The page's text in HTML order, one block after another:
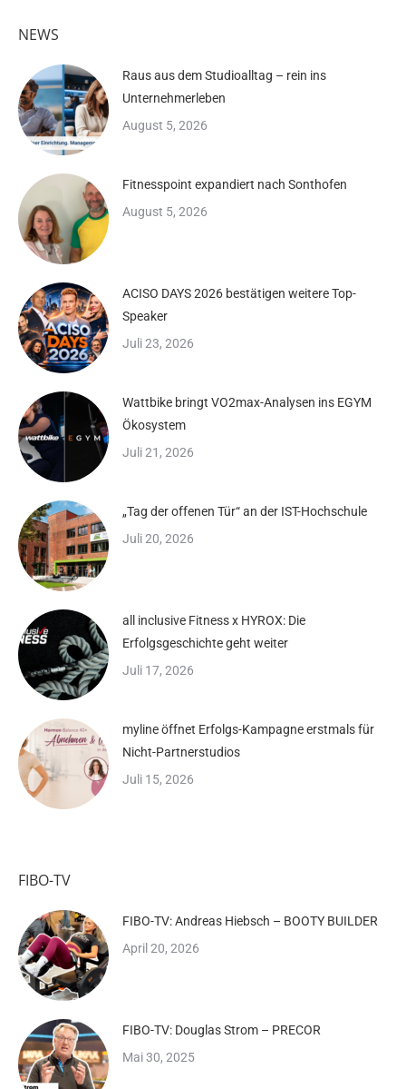
NEWS
Raus aus dem Studioalltag – rein ins
Unternehmerleben
August 5, 2026
Fitnesspoint expandiert nach Sonthofen
August 5, 2026
ACISO DAYS 2026 bestätigen weitere Top-
Speaker
Juli 23, 2026
Wattbike bringt VO2max-Analysen ins EGYM
Ökosystem
Juli 21, 2026
„Tag der offenen Tür“ an der IST-Hochschule
Juli 20, 2026
all inclusive Fitness x HYROX: Die
Erfolgsgeschichte geht weiter
Juli 17, 2026
myline öffnet Erfolgs-Kampagne erstmals für
Nicht-Partnerstudios
Juli 15, 2026
FIBO-TV
FIBO-TV: Andreas Hiebsch – BOOTY BUILDER
April 20, 2026
FIBO-TV: Douglas Strom – PRECOR
Mai 30, 2025